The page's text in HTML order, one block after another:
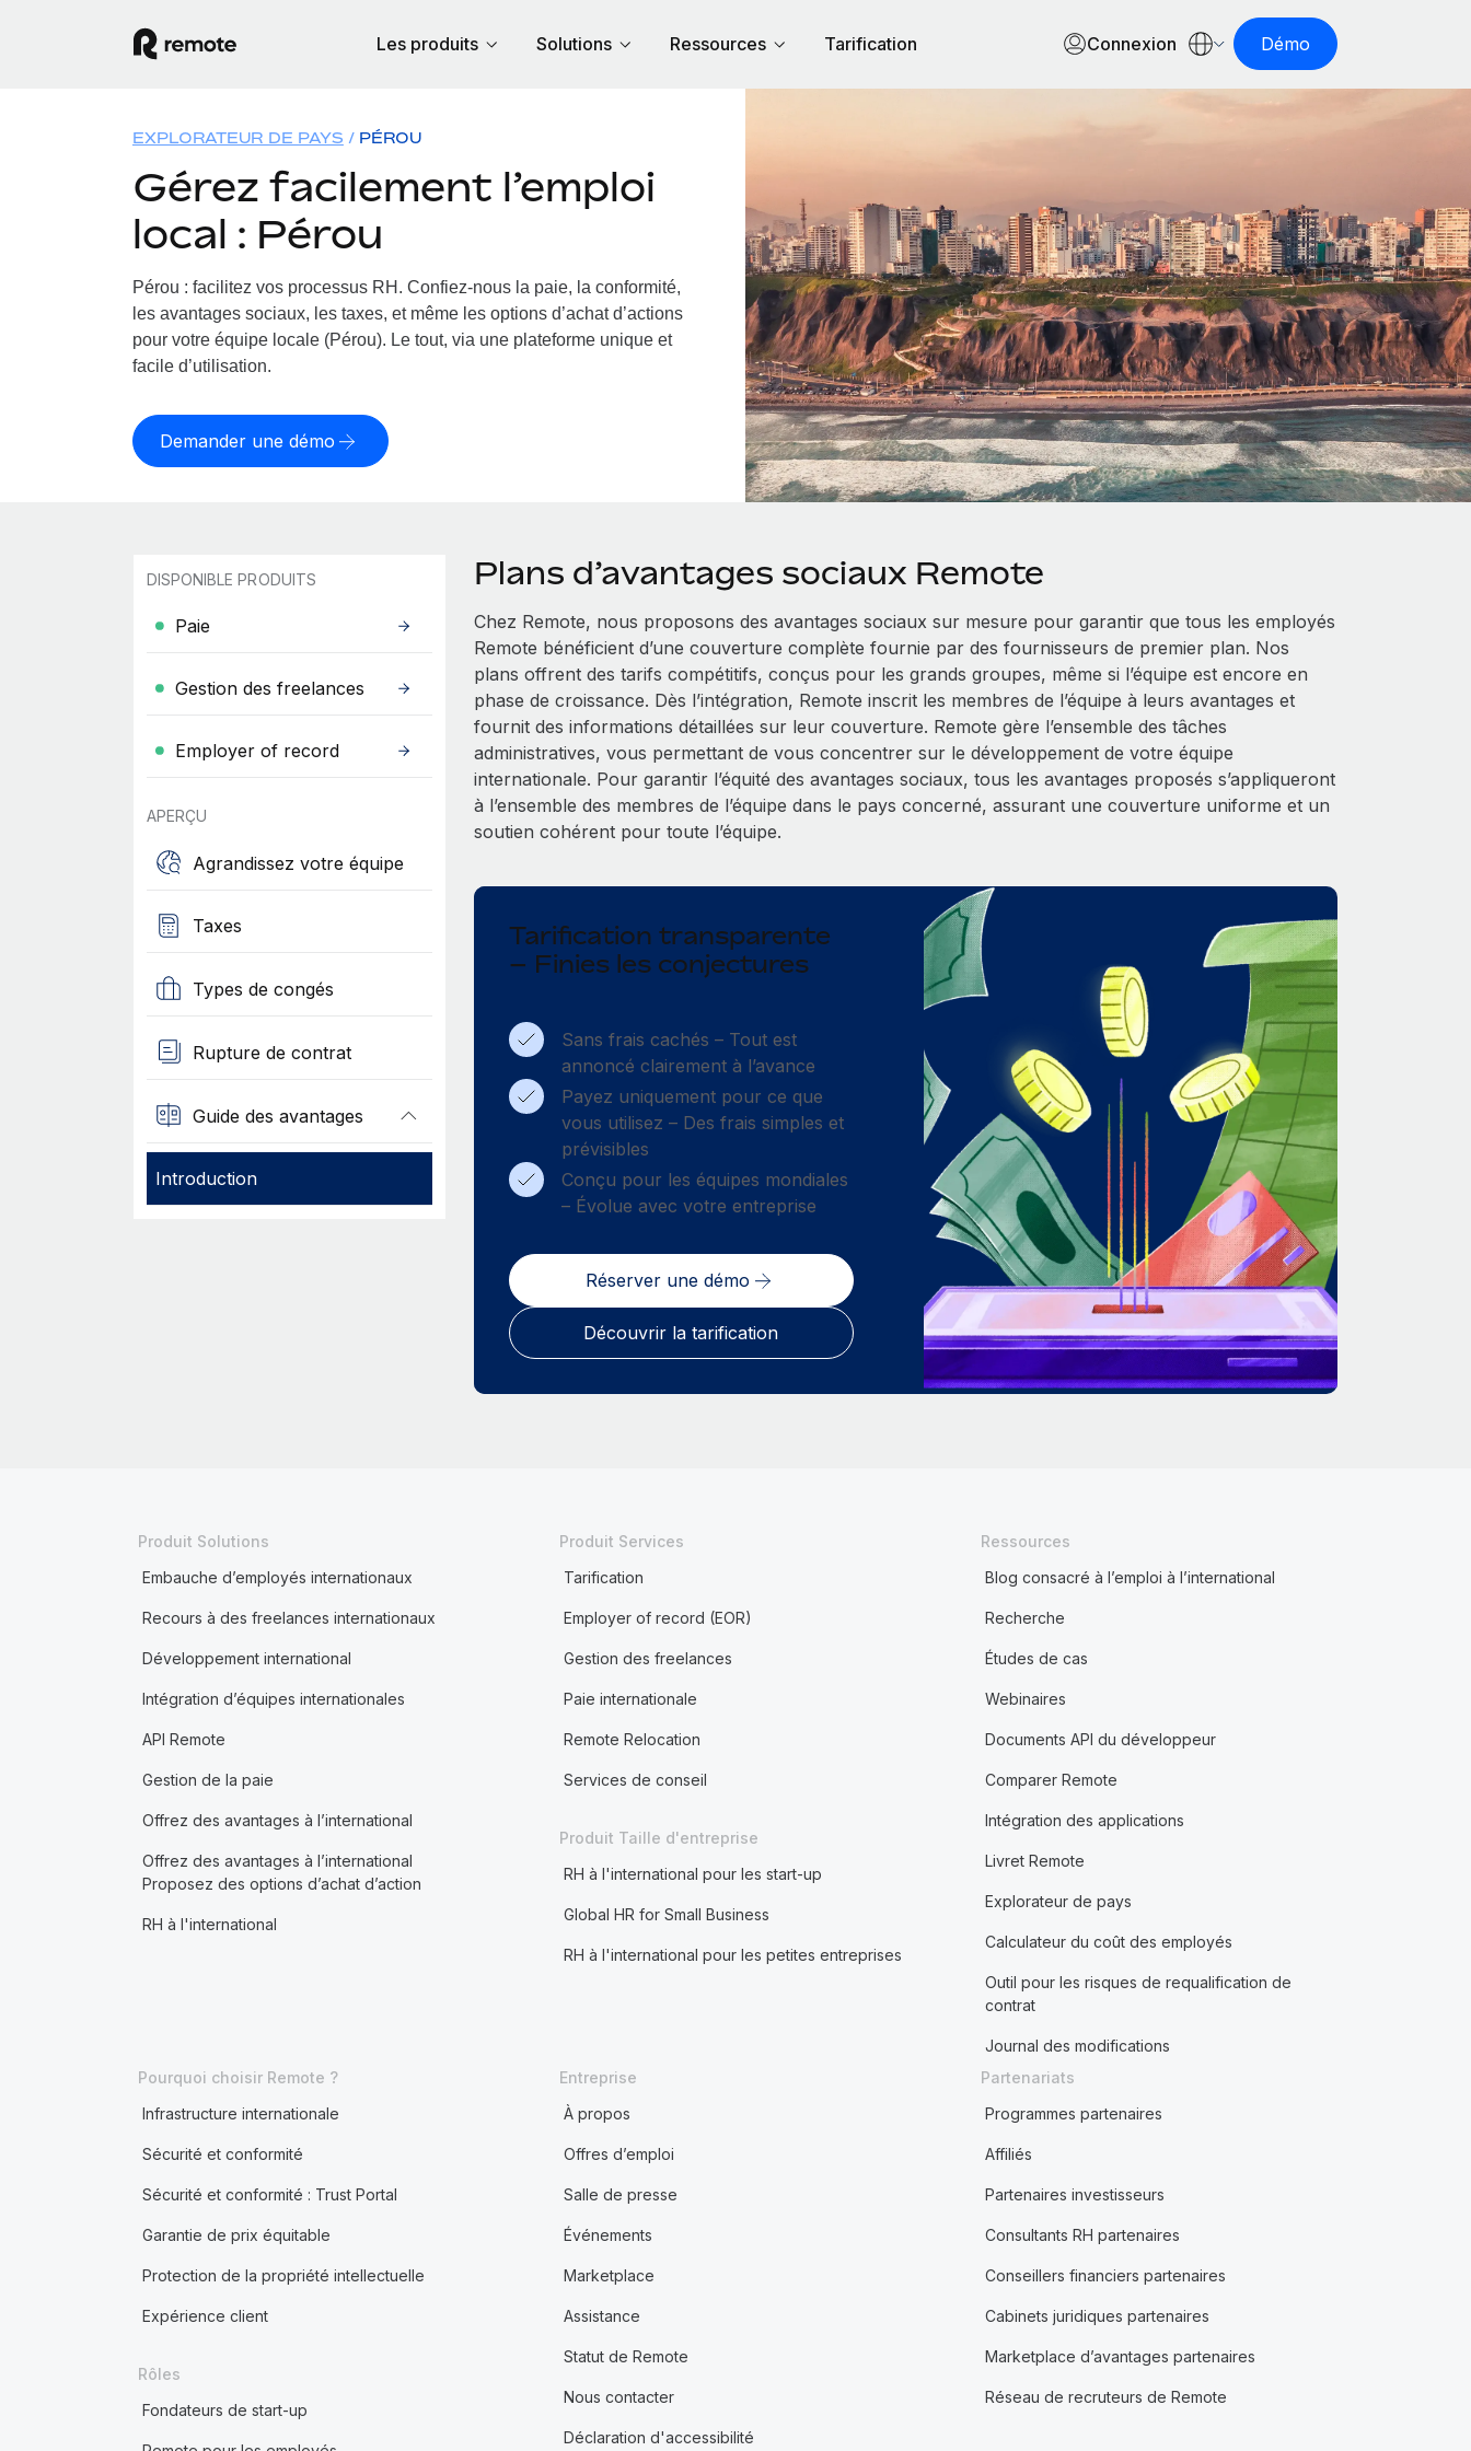
Les produits Solutions Ressources Tarification Connexion Démo
EXPLORATEUR DE PAYS PÉROU
Gérez facilement l’emploi
local : Pérou
Pérou : facilitez vos processus RH. Confiez-nous la paie, la conformité,
les avantages sociaux, les taxes, et même les options d’achat d’actions
pour votre équipe locale (Pérou). Le tout, via une plateforme unique et
facile d’utilisation.
Demander une démo
DISPONIBLE PRODUITS
Paie
Gestion des freelances
Employer of record
APERÇU
Agrandissez votre équipe
Taxes
Types de congés
Rupture de contrat
Guide des avantages
Introduction
Plans d’avantages sociaux Remote
Chez Remote, nous proposons des avantages sociaux sur mesure pour garantir que tous les employés
Remote bénéficient d’une couverture complète fournie par des fournisseurs de premier plan. Nos
plans offrent des tarifs compétitifs, conçus pour les grands groupes, même si l’équipe est encore en
phase de croissance. Dès l’intégration, Remote inscrit les membres de l’équipe à leurs avantages et
fournit des informations détaillées sur leur couverture. Remote gère l’ensemble des tâches
administratives, vous permettant de vous concentrer sur le développement de votre équipe
internationale. Pour garantir l’équité des avantages sociaux, tous les avantages proposés s’appliqueront
à l’ensemble des membres de l’équipe dans le pays concerné, assurant une couverture uniforme et un
soutien cohérent pour toute l’équipe.
Tarification transparente
– Finies les conjectures
Sans frais cachés – Tout est
annoncé clairement à l’avance
Payez uniquement pour ce que
vous utilisez – Des frais simples et
prévisibles
Conçu pour les équipes mondiales
– Évolue avec votre entreprise
Réserver une démo
Découvrir la tarification
Produit Solutions
Embauche d’employés internationaux
Recours à des freelances internationaux
Développement international
Intégration d’équipes internationales
API Remote
Gestion de la paie
Offrez des avantages à l’international
Offrez des avantages à l’international
Proposez des options d’achat d’action
RH à l'international
Produit Services
Tarification
Employer of record (EOR)
Gestion des freelances
Paie internationale
Remote Relocation
Services de conseil
Produit Taille d'entreprise
RH à l'international pour les start-up
Global HR for Small Business
RH à l'international pour les petites entreprises
Ressources
Blog consacré à l’emploi à l’international
Recherche
Études de cas
Webinaires
Documents API du développeur
Comparer Remote
Intégration des applications
Livret Remote
Explorateur de pays
Calculateur du coût des employés
Outil pour les risques de requalification de
contrat
Journal des modifications
Pourquoi choisir Remote ?
Infrastructure internationale
Sécurité et conformité
Sécurité et conformité : Trust Portal
Garantie de prix équitable
Protection de la propriété intellectuelle
Expérience client
Rôles
Fondateurs de start-up
Entreprise
À propos
Offres d’emploi
Salle de presse
Événements
Marketplace
Assistance
Statut de Remote
Nous contacter
Déclaration d'accessibilité
Partenariats
Programmes partenaires
Affiliés
Partenaires investisseurs
Consultants RH partenaires
Conseillers financiers partenaires
Cabinets juridiques partenaires
Marketplace d’avantages partenaires
Réseau de recruteurs de Remote